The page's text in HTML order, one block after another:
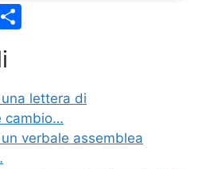
di
vi
di
lettera di
cambio…
verbale assemblea